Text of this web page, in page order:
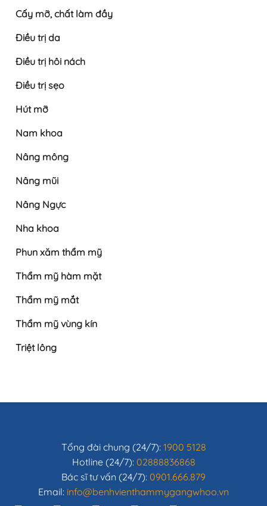
Cấy mỡ, chất làm đầy
Điều trị da
Điều trị hôi nách
Điều trị sẹo
Hút mỡ
Nam khoa
Nâng mông
Nâng mũi
Nâng Ngực
Nha khoa
Phun xăm thẩm mỹ
Thẩm mỹ hàm mặt
Thẩm mỹ mắt
Thẩm mỹ vùng kín
Triệt lông
Tổng đài chung (24/7): 1900 5128
Hotline (24/7): 02888836868
Bác sĩ tư vấn (24/7): 0901.666.879
Email: info@benhvienthammygangwhoo.vn